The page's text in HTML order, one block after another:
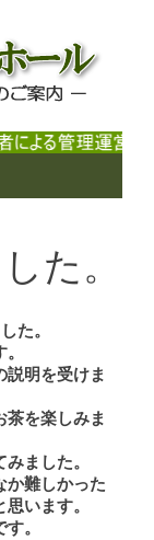
ール
た。
た。
説明を受けま
茶を楽しみま
ました。
か難しかった
います。
。